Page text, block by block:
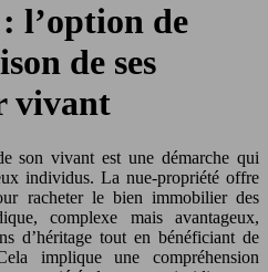
l’option de
de ses
vivant
son vivant est une démarche qui
individus. La nue-propriété offre
racheter le bien immobilier des
complexe mais avantageux,
d’héritage tout en bénéficiant de
implique une compréhension